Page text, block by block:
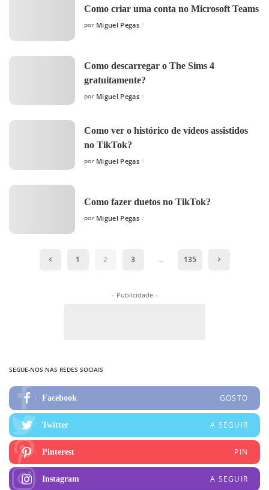
Como criar uma conta no Microsoft Teams
Posted
por Miguel Pegas
Como descarregar o The Sims 4
gratuitamente?
Posted
por Miguel Pegas
Como ver o histórico de vídeos assistidos
no TikTok?
Posted
por Miguel Pegas
Como fazer duetos no TikTok?
Posted
por Miguel Pegas
1 2 3 … 135
– Publicidade –
SEGUE-NOS NAS REDES SOCIAIS
Facebook GOSTO
Twitter A SEGUIR
Pinterest PIN
Instagram A SEGUIR